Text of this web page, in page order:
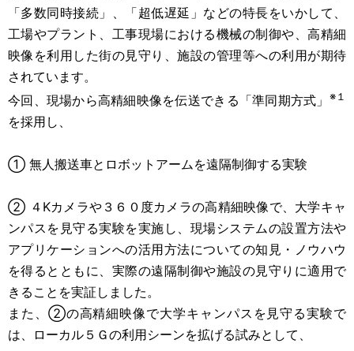
「多数同時接続」、「超低遅延」などの特長をいかして、
工場やプラント、工事現場における機械の制御や、高精細
映像を利用した街の見守り、施設の管理等への利用が期待
されています。
今回、現場から高精細映像を伝送できる「準同期方式」
※１
を採用し、
① 無人搬送車とロボットアームを遠隔制御する実験
② ４Kカメラや３６０度カメラの高精細映像で、大学キャ
ンパスを見守る実験を実施し、現場システムの設置方法や
アプリケーションへの活用方法についての知見・ノウハウ
を得るとともに、実際の遠隔制御や施設の見守りに適用で
きることを実証しました。
また、②の高精細映像で大学キャンパスを見守る実験で
は、ローカル５Ｇの利用シーンを拡げる試みとして、